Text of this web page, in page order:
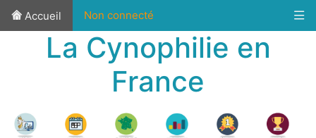
Accueil Non connecté
La Cynophilie en
France